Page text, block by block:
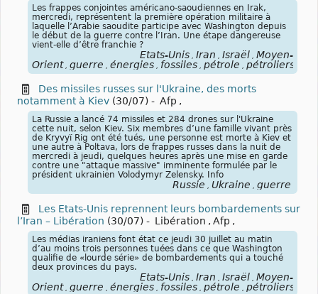
Les frappes conjointes américano-saoudiennes en Irak,
mercredi, représentent la première opération militaire à
laquelle l’Arabie saoudite participe avec Washington depuis
le début de la guerre contre l’Iran. Une étape dangereuse
vient-elle d’être franchie ?
États-Unis Iran Israël Moyen-
Orient guerre énergies fossiles pétrole pétroliers
Des missiles russes sur l'Ukraine, des morts
notamment à Kiev (30/07) - Afp ,
La Russie a lancé 74 missiles et 284 drones sur l'Ukraine
cette nuit, selon Kiev. Six membres d’une famille vivant près
de Kryvyï Rig ont été tués, une personne est morte à Kiev et
une autre à Poltava, lors de frappes russes dans la nuit de
mercredi à jeudi, quelques heures après une mise en garde
contre une "attaque massive" imminente formulée par le
président ukrainien Volodymyr Zelensky. Info
Russie Ukraine guerre
Les Etats-Unis reprennent leurs bombardements sur
l’Iran – Libération (30/07) - Libération , Afp ,
Les médias iraniens font état ce jeudi 30 juillet au matin
d’au moins trois personnes tuées dans ce que Washington
qualifie de «lourde série» de bombardements qui a touché
deux provinces du pays.
États-Unis Iran Israël Moyen-
Orient guerre énergies fossiles pétrole pétroliers